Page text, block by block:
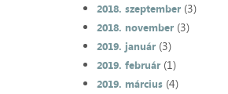
2018. szeptember(3)
2018. november(3)
2019. január(3)
2019. február(1)
2019. március(4)